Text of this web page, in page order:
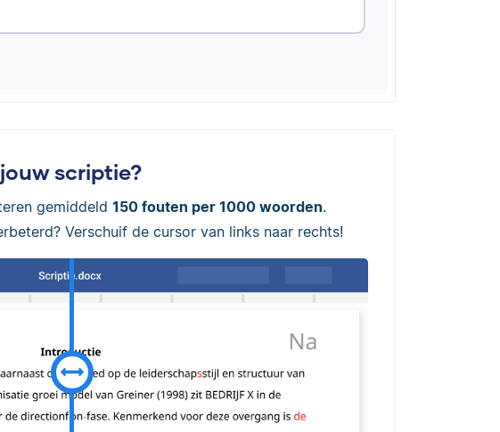
scriptie?
gemiddeld 150 fouten per 1000 woorden.
Verschuif de cursor van links naar rechts!